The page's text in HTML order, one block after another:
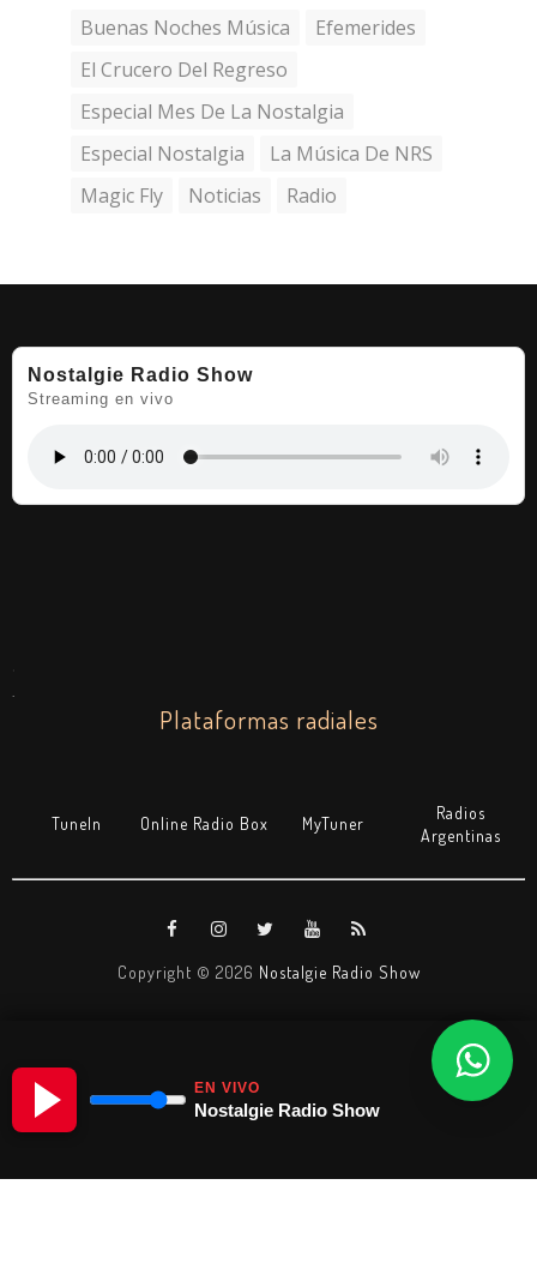
EN VIVO
Nostalgie Radio Show
Buenas Noches Música
Efemerides
El Crucero Del Regreso
Especial Mes De La Nostalgia
Especial Nostalgia
La Música De NRS
Magic Fly
Noticias Radio
Nostalgie Radio Show
Streaming en vivo
.
Plataformas radiales
TuneIn Online Radio Box MyTuner
Radios
Argentinas
Copyright © 2026 Nostalgie Radio Show